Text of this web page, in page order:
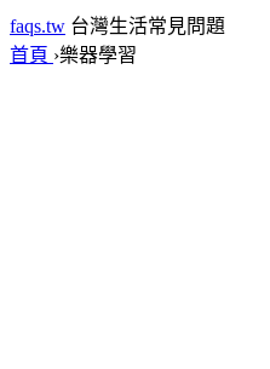
faqs.tw 台灣生活常見問題
首頁 ›樂器學習